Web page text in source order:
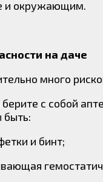
и окружающим.
на даче
много
с собой
быть:
и бинт;